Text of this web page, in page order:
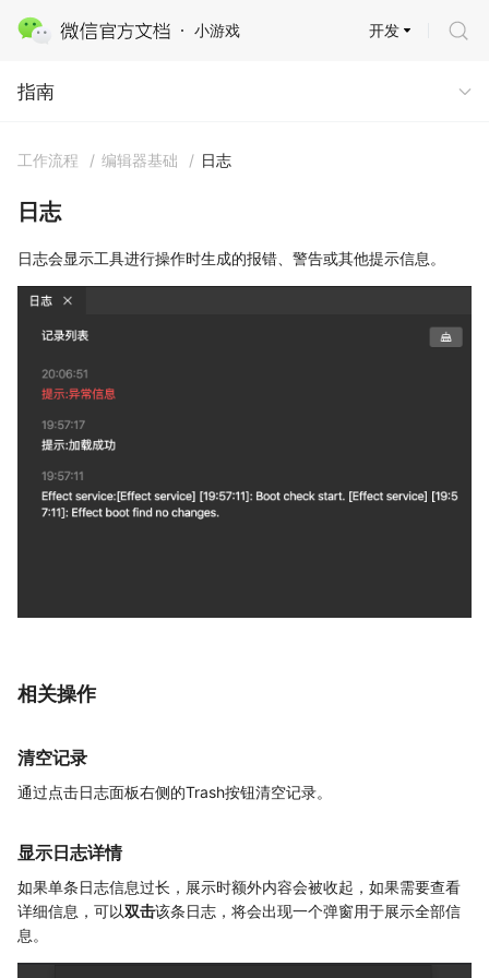
小游戏
指南
开发
指南
工作流程 / 编辑器基础 / 日志
日志
日志会显示工具进行操作时生成的报错、警告或其他提示信息。
相关操作
清空记录
通过点击日志面板右侧的Trash按钮清空记录。
显示日志详情
如果单条日志信息过长，展示时额外内容会被收起，如果需要查看
详细信息，可以双击该条日志，将会出现一个弹窗用于展示全部信
息。